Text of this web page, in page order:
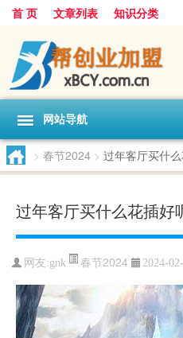
首 页 文章列表 知识分类
网站导航
> 春节2024 > 过年客厅买什
过年客厅买什么花插好
网友:gnk 春节2024 2024-